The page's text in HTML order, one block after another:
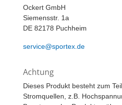
Ockert GmbH
Siemensstr. 1a
DE 82178 Puchheim
service@sportex.de
Achtung
Dieses Produkt besteht zum
Stromquellen, z.B.